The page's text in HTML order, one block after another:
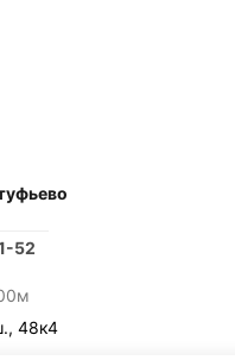
52
48к4